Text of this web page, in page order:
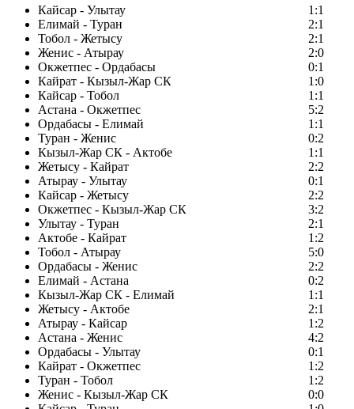
Кайсар - Улытау
1:1
Елимай - Туран
2:1
Тобол - Жетысу
2:1
Женис - Атырау
2:0
Окжетпес - Ордабасы
0:1
Кайрат - Кызыл-Жар СК
1:0
Кайсар - Тобол
1:1
Астана - Окжетпес
5:2
Ордабасы - Елимай
1:1
Туран - Женис
0:2
Кызыл-Жар СК - Актобе
1:1
Жетысу - Кайрат
2:2
Атырау - Улытау
0:1
Кайсар - Жетысу
2:2
Окжетпес - Кызыл-Жар СК
3:2
Улытау - Туран
2:1
Актобе - Кайрат
1:2
Тобол - Атырау
5:0
Ордабасы - Женис
2:2
Елимай - Астана
0:2
Кызыл-Жар СК - Елимай
1:1
Жетысу - Актобе
2:1
Атырау - Кайсар
1:2
Астана - Женис
4:2
Ордабасы - Улытау
0:1
Кайрат - Окжетпес
1:2
Туран - Тобол
1:2
Женис - Кызыл-Жар СК
0:0